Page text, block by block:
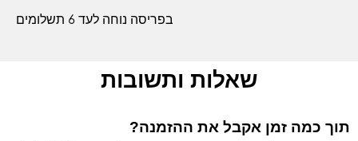
בפריסה נוחה לעד 6 תשלומים
שאלות ותשובות
תוך כמה זמן אקבל את ההזמנה?